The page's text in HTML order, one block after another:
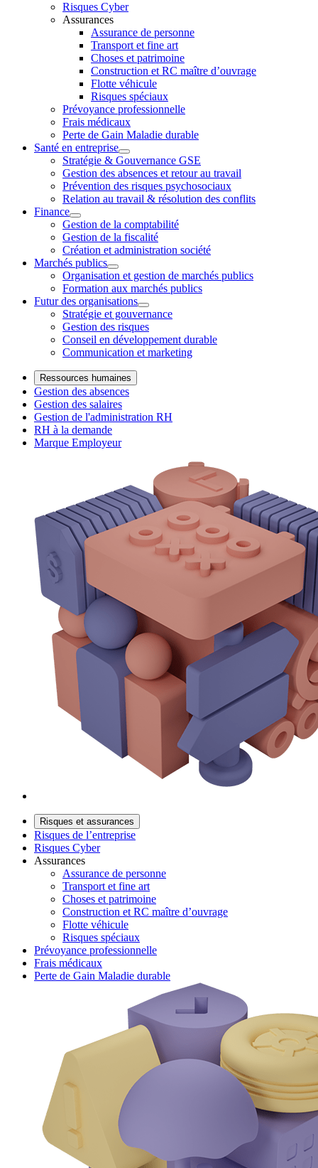
Risques Cyber
Assurances
Assurance de personne
Transport et fine art
Choses et patrimoine
Construction et RC maître d’ouvrage
Flotte véhicule
Risques spéciaux
Prévoyance professionnelle
Frais médicaux
Perte de Gain Maladie durable
Santé en entreprise
Stratégie & Gouvernance GSE
Gestion des absences et retour au travail
Prévention des risques psychosociaux
Relation au travail & résolution des conflits
Finance
Gestion de la comptabilité
Gestion de la fiscalité
Création et administration société
Marchés publics
Organisation et gestion de marchés publics
Formation aux marchés publics
Futur des organisations
Stratégie et gouvernance
Gestion des risques
Conseil en développement durable
Communication et marketing
Ressources humaines
Gestion des absences
Gestion des salaires
Gestion de l'administration RH
RH à la demande
Marque Employeur
Risques et assurances
Risques de l’entreprise
Risques Cyber
Assurances
Assurance de personne
Transport et fine art
Choses et patrimoine
Construction et RC maître d’ouvrage
Flotte véhicule
Risques spéciaux
Prévoyance professionnelle
Frais médicaux
Perte de Gain Maladie durable